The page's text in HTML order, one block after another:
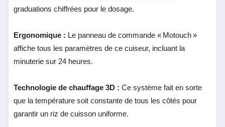
graduations chiffrées pour le dosage.
Ergonomique : Le panneau de commande « Motouch »
affiche tous les paramètres de ce cuiseur, incluant la
minuterie sur 24 heures.
Technologie de chauffage 3D :Ce système fait en sorte
que la température soit constante de tous les côtés pour
garantir un riz de cuisson uniforme.